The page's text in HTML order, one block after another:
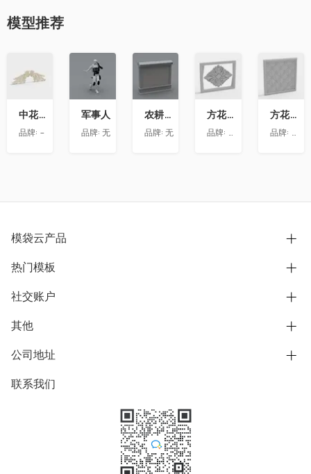
模型推荐
藏
中花-12
品牌: -
收
藏
军事人
品牌:无
收
农耕文化墙
品牌: 无
收
藏
方花-020
品牌:
精品材质
收
方花-055
品牌:
精品
模袋云产品
别墅设计营销
模型协同展示分享
别墅社区
别墅模板
热门模板
欧式别墅
中式别墅
日式别墅
社交账户
B站
抖音
微信公众号
其他
用户服务协议
隐私政策
公司地址
上海市浦东新区东方路1215-1217号
联系我们